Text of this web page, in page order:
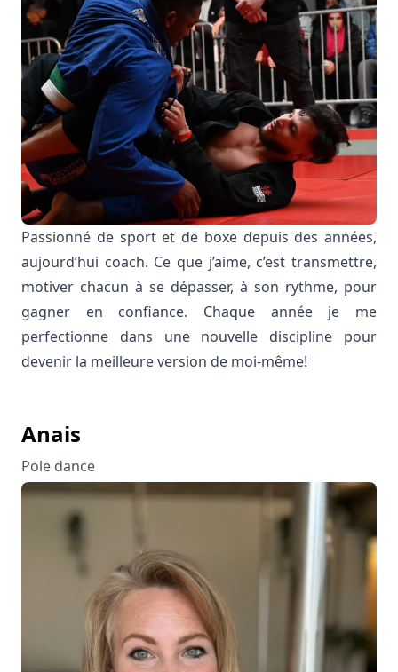
Passionné de sport et de boxe depuis des années,
aujourd’hui coach. Ce que j’aime, c’est transmettre,
motiver chacun à se dépasser, à son rythme, pour
gagner en confiance. Chaque année je me
perfectionne dans une nouvelle discipline pour
devenir la meilleure version de moi-même!
Anais
Pole dance